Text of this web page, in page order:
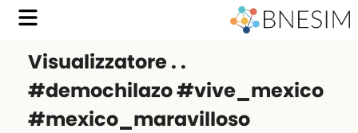
Visualizzatore . .
#demochilazo #vive_mexico
#mexico_maravilloso